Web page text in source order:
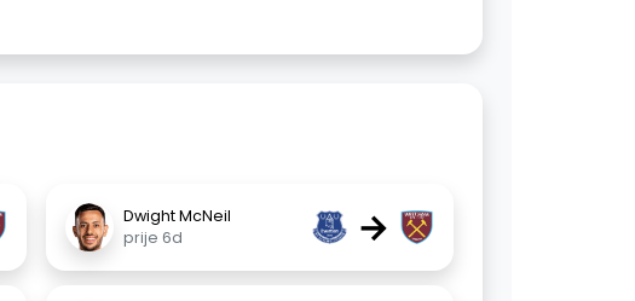
Dwight McNeil
prije 6d
→